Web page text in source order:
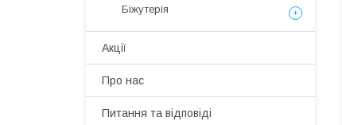
Біжутерія
Акції
Про нас
Питання та відповіді